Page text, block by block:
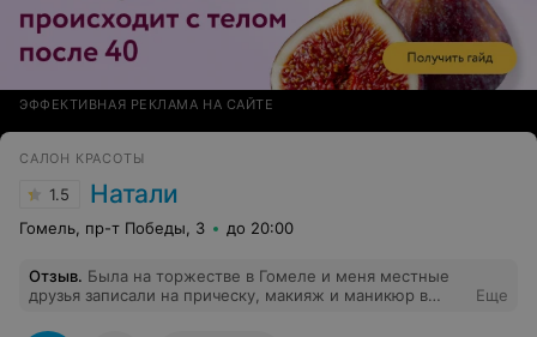
ЭФФЕКТИВНАЯ РЕКЛАМА НА САЙТЕ
САЛОН КРАСОТЫ
1.5 Натали
Гомель, пр-т Победы, 3 до 20:00
Отзыв. Была на торжестве в Гомеле и меня местные
друзья записали на прическу, макияж и маникюр в
Еще